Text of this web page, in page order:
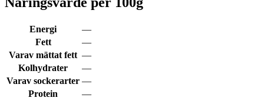
Energi
—
Fett
—
Varav mättat fett —
Kolhydrater
—
Varav sockerarter —
Protein
—